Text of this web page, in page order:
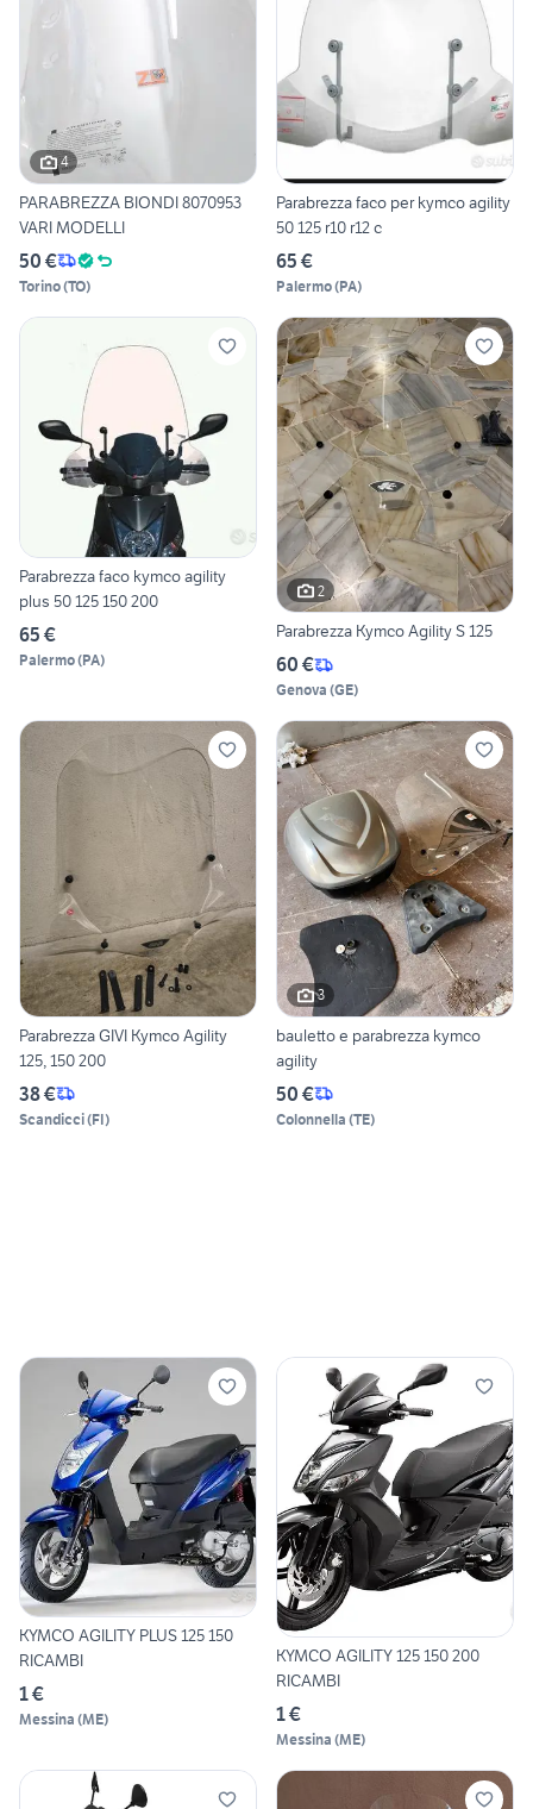
4
PARABREZZA BIONDI 8070953
VARI MODELLI
50 €
Torino(TO)
Parabrezza faco per kymco agility
50 125 r10 r12 c
65 €
Palermo(PA)
Parabrezza faco kymco agility
plus 50 125 150 200
65 €
Palermo(PA)
2
Parabrezza Kymco Agility S 125
60 €
Genova (GE)
Parabrezza GIVI Kymco Agility
125, 150 200
38 €
Scandicci(FI)
3
bauletto e parabrezza kymco
agility
50 €
Colonnella (TE)
KYMCO AGILITY PLUS 125 150
RICAMBI
1 €
Messina (ME)
KYMCO AGILITY 125 150 200
RICAMBI
1 €
Messina (ME)